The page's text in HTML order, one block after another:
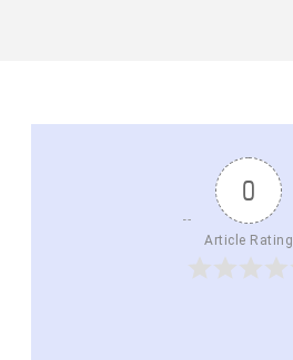
0
Article Rating